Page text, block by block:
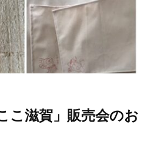
こ滋賀」販売会のお